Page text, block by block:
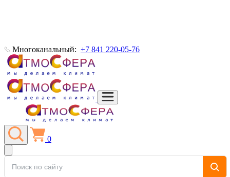
Многоканальный: +7 841 220-05-76
0